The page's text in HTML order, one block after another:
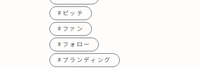
#ピッチ
#ファン
#フォロー
#ブランディング